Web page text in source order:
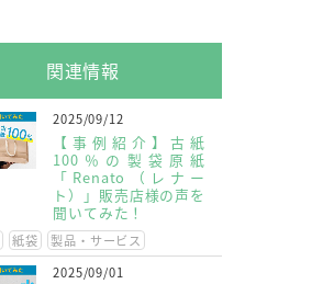
関連情報
2025/09/12
【事例紹介】古紙
100％の製袋原紙
「Renato（レナー
ト）」販売店様の声を
聞いてみた！
紙袋
製品・サービス
2025/09/01